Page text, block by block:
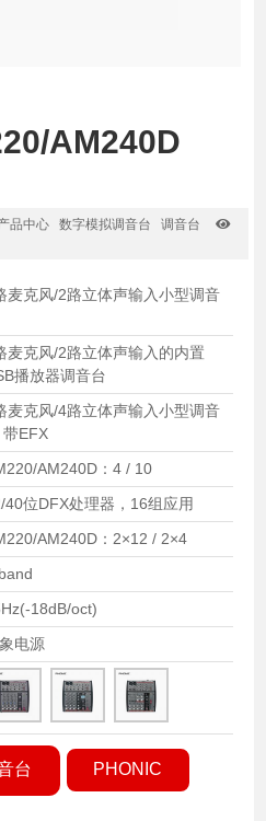
AM240D
品中心 数字模拟调音台
调音台
麦克风/2路立体声输入小型调音
麦克风/2路立体声输入的内置
播放器调音台
麦克风/4路立体声输入小型调音
带EFX
AM240D：4 / 10
40位DFX处理器，16组应用
AM240D：2×12 / 2×4
18dB/oct)
电源
台 PHONIC